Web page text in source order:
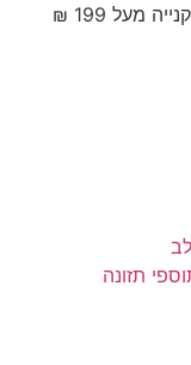
מעל 199 ₪
תזונה